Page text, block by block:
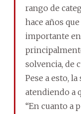
rango de
hace años
importante
solvencia, de
Pese a esto,
atendiendo a
“En cuanto a